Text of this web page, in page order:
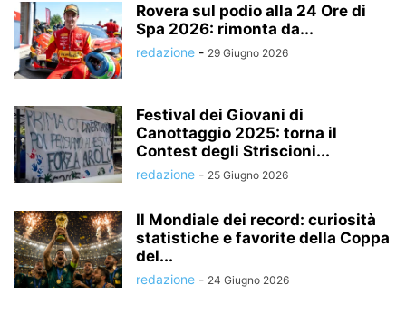
Rovera sul podio alla 24 Ore di
Spa 2026: rimonta da...
redazione - 29 Giugno 2026
Festival dei Giovani di
Canottaggio 2025: torna il
Contest degli Striscioni...
redazione - 25 Giugno 2026
Il Mondiale dei record: curiosità
statistiche e favorite della Coppa
del...
redazione - 24 Giugno 2026